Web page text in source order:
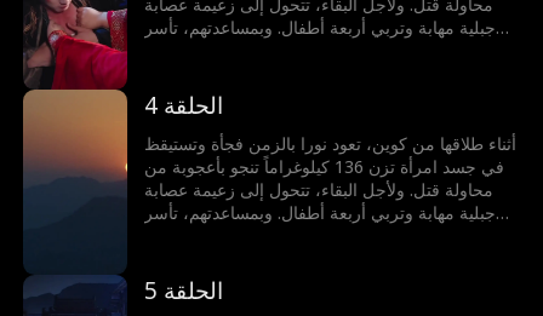
محاولة قتل. ولأجل البقاء، تتحول إلى زعيمة عصابة
جبلية مهابة وتربي أربعة أطفال. وبمساعدتهم، تأسر
الحلقة 4
أثناء طلاقها من كوين، تعود نورا بالزمن فجأة وتستيقظ
في جسد امرأة تزن 136 كيلوغراماً تنجو بأعجوبة من
محاولة قتل. ولأجل البقاء، تتحول إلى زعيمة عصابة
جبلية مهابة وتربي أربعة أطفال. وبمساعدتهم، تأسر
الحلقة 5